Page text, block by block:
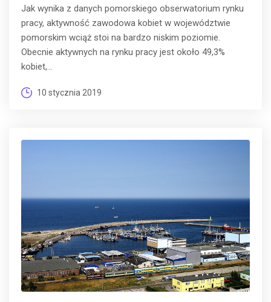
Jak wynika z danych pomorskiego obserwatorium rynku
pracy, aktywność zawodowa kobiet w województwie
pomorskim wciąż stoi na bardzo niskim poziomie.
Obecnie aktywnych na rynku pracy jest około 49,3%
kobiet,...
10 stycznia 2019